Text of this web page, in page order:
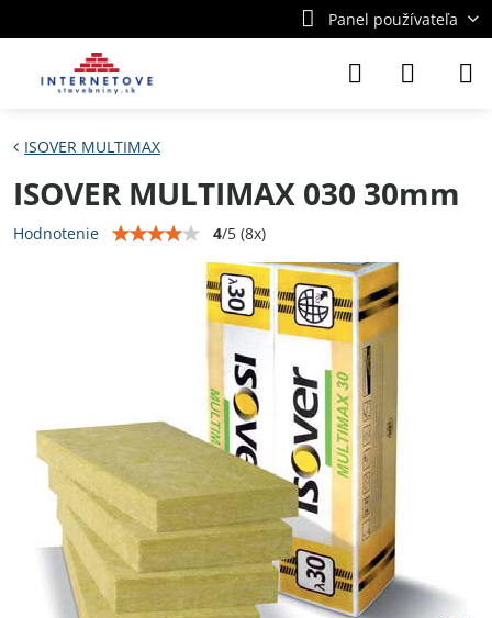
Panel používateľa
ISOVER MULTIMAX
ISOVER MULTIMAX 030 30mm
Hodnotenie 4/5 (8x)